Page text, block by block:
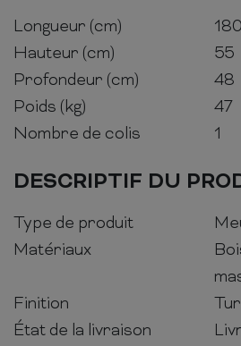
Longueur (cm)
180
Hauteur (cm)
55
Profondeur (cm)
48
Poids (kg)
47
Nombre de colis
1
DESCRIPTIF DU
Type de produit
Matériaux
Finition
État de la livraison